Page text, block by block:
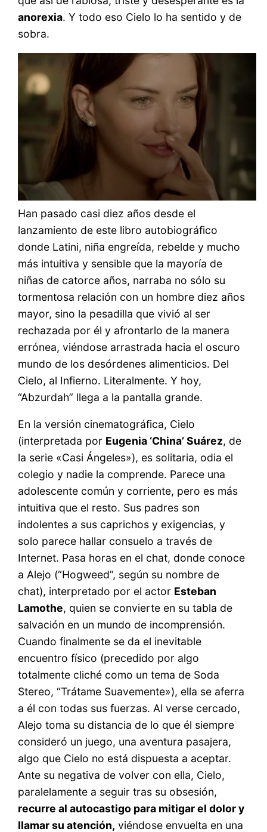
anorexia. Y todo eso Cielo lo ha sentido y de
sobra.
Han pasado casi diez años desde el
lanzamiento de este libro autobiográfico
donde Latini, niña engreída, rebelde y mucho
más intuitiva y sensible que la mayoría de
niñas de catorce años, narraba no sólo su
tormentosa relación con un hombre diez años
mayor, sino la pesadilla que vivió al ser
rechazada por él y afrontarlo de la manera
errónea, viéndose arrastrada hacia el oscuro
mundo de los desórdenes alimenticios. Del
Cielo, al Infierno. Literalmente. Y hoy,
“Abzurdah” llega a la pantalla grande.
En la versión cinematográfica, Cielo
(interpretada por Eugenia ‘China’ Suárez, de
la serie «Casi Ángeles»), es solitaria, odia el
colegio y nadie la comprende. Parece una
adolescente común y corriente, pero es más
intuitiva que el resto. Sus padres son
indolentes a sus caprichos y exigencias, y
solo parece hallar consuelo a través de
Internet. Pasa horas en el chat, donde conoce
a Alejo (“Hogweed”, según su nombre de
chat), interpretado por el actor Esteban
Lamothe, quien se convierte en su tabla de
salvación en un mundo de incomprensión.
Cuando finalmente se da el inevitable
encuentro físico (precedido por algo
totalmente cliché como un tema de Soda
Stereo, “Trátame Suavemente»), ella se aferra
a él con todas sus fuerzas. Al verse cercado,
Alejo toma su distancia de lo que él siempre
consideró un juego, una aventura pasajera,
algo que Cielo no está dispuesta a aceptar.
Ante su negativa de volver con ella, Cielo,
paralelamente a seguir tras su obsesión,
recurre al autocastigo para mitigar el dolor y
llamar su atención, viéndose envuelta en una